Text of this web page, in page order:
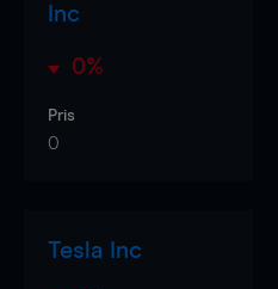
Inc
0%
Pris
0
Tesla Inc